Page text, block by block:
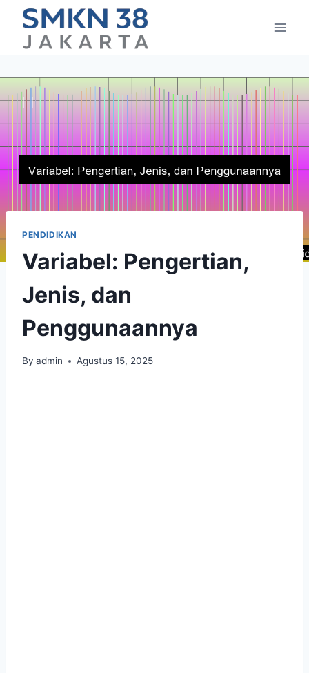
content
PENDIDIKAN
Variabel: Pengertian,
Jenis, dan
Penggunaannya
By admin Agustus 15, 2025